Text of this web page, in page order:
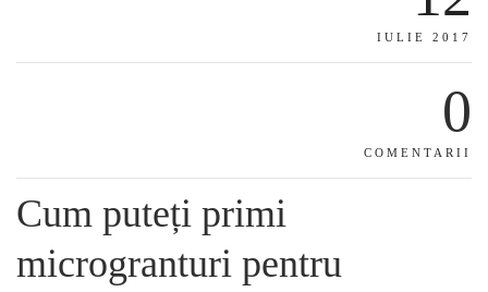
IULIE 2017
0
COMENTARII
Cum puteți primi
microgranturi pentru